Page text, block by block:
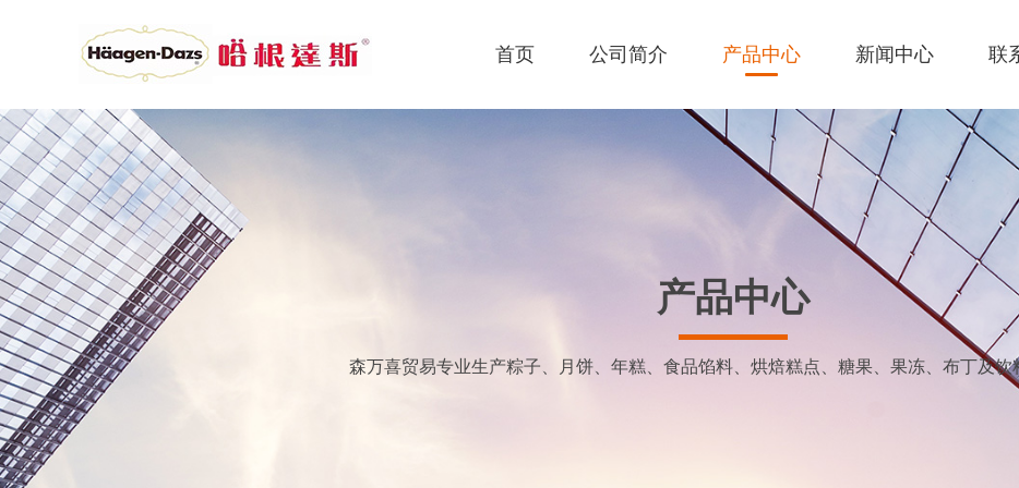
首页 公司简介 产品中心 新闻中心 联
产品中心
森万喜贸易专业生产粽子、月饼、年糕、食品馅料、烘焙糕点、糖果、果冻、布丁及饮